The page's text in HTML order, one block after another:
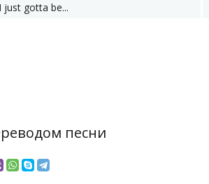
just gotta be...
песни